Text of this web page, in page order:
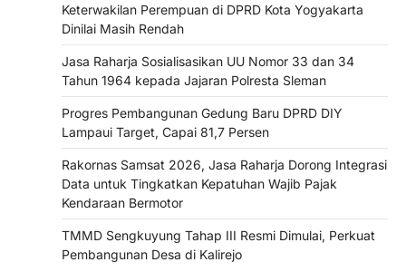
Keterwakilan Perempuan di DPRD Kota Yogyakarta
Dinilai Masih Rendah
Jasa Raharja Sosialisasikan UU Nomor 33 dan 34
Tahun 1964 kepada Jajaran Polresta Sleman
Progres Pembangunan Gedung Baru DPRD DIY
Lampaui Target, Capai 81,7 Persen
Rakornas Samsat 2026, Jasa Raharja Dorong Integrasi
Data untuk Tingkatkan Kepatuhan Wajib Pajak
Kendaraan Bermotor
TMMD Sengkuyung Tahap III Resmi Dimulai, Perkuat
Pembangunan Desa di Kalirejo